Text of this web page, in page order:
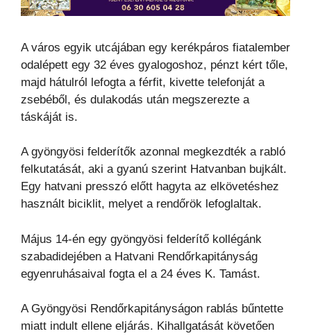
A város egyik utcájában egy kerékpáros fiatalember
odalépett egy 32 éves gyalogoshoz, pénzt kért tőle,
majd hátulról lefogta a férfit, kivette telefonját a
zsebéből, és dulakodás után megszerezte a
táskáját is.
A gyöngyösi felderítők azonnal megkezdték a rabló
felkutatását, aki a gyanú szerint Hatvanban bujkált.
Egy hatvani presszó előtt hagyta az elkövetéshez
használt biciklit, melyet a rendőrök lefoglaltak.
Május 14-én egy gyöngyösi felderítő kollégánk
szabadidejében a Hatvani Rendőrkapitányság
egyenruhásaival fogta el a 24 éves K. Tamást.
A Gyöngyösi Rendőrkapitányságon rablás bűntette
miatt indult ellene eljárás. Kihallgatását követően